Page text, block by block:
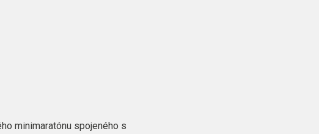
minimaratónu spojeného s